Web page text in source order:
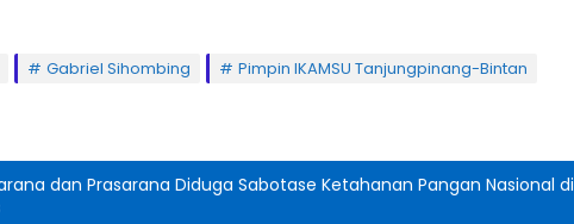
Gabriel Sihombing Pimpin IKAMSU Tanjungpinang-Bintan
dan Prasarana Diduga Sabotase Ketahanan Pangan Nasional di